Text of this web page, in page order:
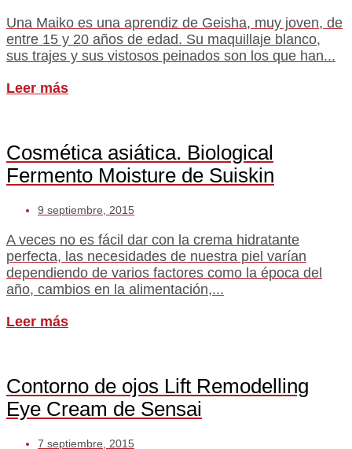
Una Maiko es una aprendiz de Geisha, muy joven, de
entre 15 y 20 años de edad. Su maquillaje blanco,
sus trajes y sus vistosos peinados son los que han...
Leer más
Cosmética asiática. Biological
Fermento Moisture de Suiskin
9 septiembre, 2015
A veces no es fácil dar con la crema hidratante
perfecta, las necesidades de nuestra piel varían
dependiendo de varios factores como la época del
año, cambios en la alimentación,...
Leer más
Contorno de ojos Lift Remodelling
Eye Cream de Sensai
7 septiembre, 2015